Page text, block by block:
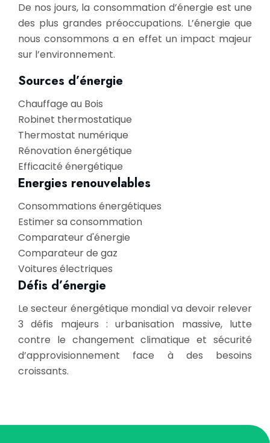
De nos jours, la consommation d’énergie est une
des plus grandes préoccupations. L’énergie que
nous consommons a en effet un impact majeur
sur l’environnement.
Sources d’énergie
Chauffage au Bois
Robinet thermostatique
Thermostat numérique
Rénovation énergétique
Efficacité énergétique
Energies renouvelables
Consommations énergétiques
Estimer sa consommation
Comparateur d'énergie
Comparateur de gaz
Voitures électriques
Défis d’énergie
Le secteur énergétique mondial va devoir relever
3 défis majeurs : urbanisation massive, lutte
contre le changement climatique et sécurité
d’approvisionnement face à des besoins
croissants.